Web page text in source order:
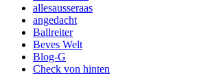
allesausseraas
angedacht
Ballreiter
Beves Welt
Blog-G
Check von hinten